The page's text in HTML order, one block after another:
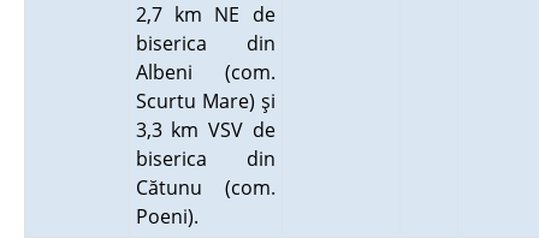
2,7 km NE de
biserica din
Albeni (com.
Scurtu Mare) şi
3,3 km VSV de
biserica din
Cătunu (com.
Poeni).